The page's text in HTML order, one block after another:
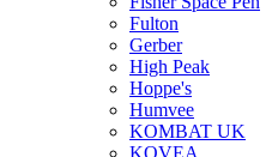
Fulton
Gerber
High Peak
Hoppe's
Humvee
KOMBAT UK
KOVEA